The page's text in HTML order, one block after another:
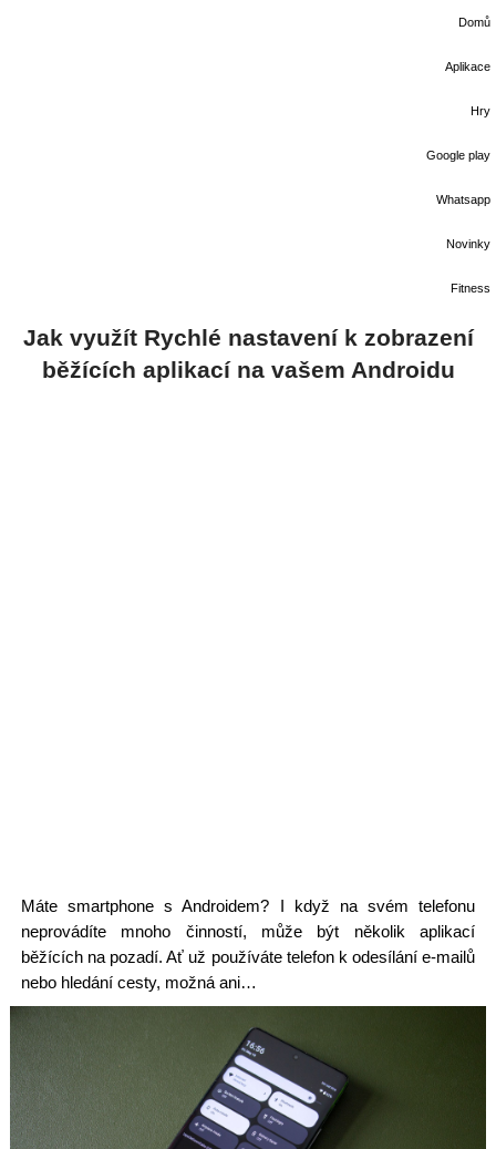
Domů
Aplikace
Hry
Google play
Whatsapp
Novinky
Fitness
Jak využít Rychlé nastavení k zobrazení
běžících aplikací na vašem Androidu
Máte smartphone s Androidem? I když na svém telefonu
neprovádíte mnoho činností, může být několik aplikací
běžících na pozadí. Ať už používáte telefon k odesílání e-mailů
nebo hledání cesty, možná ani…